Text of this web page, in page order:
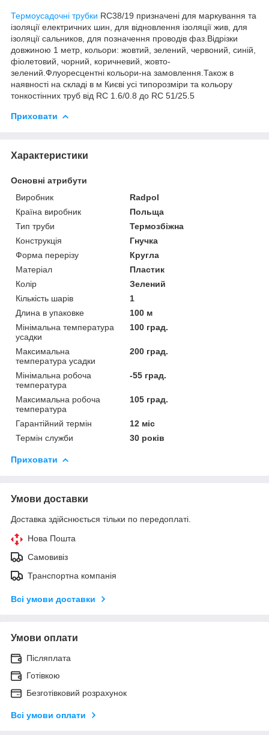
Термоусадочні трубки RС38/19 призначені для маркування та
ізоляції електричних шин, для відновлення ізоляції жив, для
ізоляції сальников, для позначення проводів фаз.Відрізки
довжиною 1 метр, кольори: жовтий, зелений, червоний, синій,
фіолетовий, чорний, коричневий, жовто-
зелений.Флуоресцентні кольори-на замовлення.Також в
наявності на складі в м Києві усі типорозміри та кольору
тонкостінних труб від RC 1.6/0.8 до RC 51/25.5
Приховати
Характеристики
Основні атрибути
Виробник
Radpol
Країна виробник
Польща
Тип труби
Термозбіжна
Конструкція
Гнучка
Форма перерізу
Кругла
Матеріал
Пластик
Колір
Зелений
Кількість шарів
1
Длина в упаковке
100 м
Мінімальна температура
усадки
100 град.
Максимальна
температура усадки
200 град.
Мінімальна робоча
температура
-55 град.
Максимальна робоча
температура
105 град.
Гарантійний термін
12 міс
Термін служби
30 років
Приховати
Умови доставки
Доставка здійснюється тільки по передоплаті.
Нова Пошта
Самовивіз
Транспортна компанія
Всі умови доставки
Умови оплати
Післяплата
Готівкою
Безготівковий розрахунок
Всі умови оплати